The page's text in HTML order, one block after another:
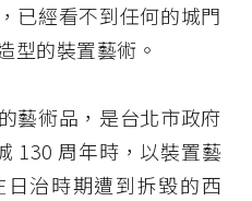
已經看不到任何的城門
型的裝置藝術。
藝術品，是台北市政府
130 周年時，以裝置藝
治時期遭到拆毀的西